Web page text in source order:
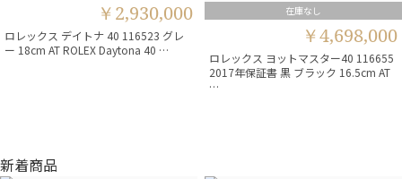
￥2,930,000
ロレックス デイトナ 40 116523 グレ
ー 18cm AT ROLEX Daytona 40 …
在庫なし
￥4,698,000
ロレックス ヨットマスター40 116655
2017年保証書 黒 ブラック 16.5cm AT
…
新着商品